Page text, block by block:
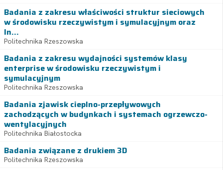
Badania z zakresu właściwości struktur sieciowych
w środowisku rzeczywistym i symulacyjnym oraz
In...
Politechnika Rzeszowska
Badania z zakresu wydajności systemów klasy
enterprise w środowisku rzeczywistym i
symulacyjnym
Politechnika Rzeszowska
Badania zjawisk cieplno-przepływowych
zachodzących w budynkach i systemach ogrzewczo-
wentylacyjnych
Politechnika Białostocka
Badania związane z drukiem 3D
Politechnika Rzeszowska